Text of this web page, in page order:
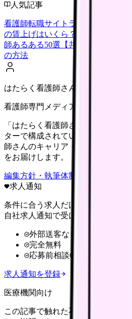
人気記事
看護師転職サイトランキングTOP5
の賃上げはいくら？2026年度の最
師あるある50選【共感必至】
看護
の方法
はたらく看護師さん編集部
看護師専門メディア
「はたらく看護師さん」編集部は
ターで構成されています。現場の
師さんのキャリア・転職・働き方
をお届けします。
編集方針・執筆体制・監修体制を見
求人通知
条件に合う求人だけ
自社求人通知で受け取る
外部送客なし
完全無料
応募前相談OK
求人通知を登録
医療機関向け
この記事で触れた不安を、自院の